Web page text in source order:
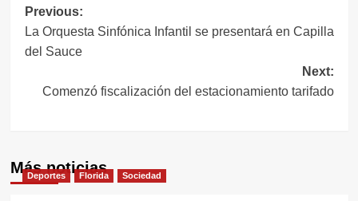
Navegación
de
Previous:
La Orquesta Sinfónica Infantil se presentará en Capilla
del Sauce
Next:
Comenzó fiscalización del estacionamiento tarifado
Más noticias
Deportes Florida Sociedad